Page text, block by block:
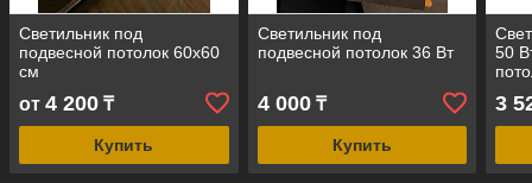
Светильник под
подвесной потолок 60х60
см
от 4 200 ₸
Купить
Светильник под
подвесной потолок 36 Вт
4 000₸
Купить
50
3